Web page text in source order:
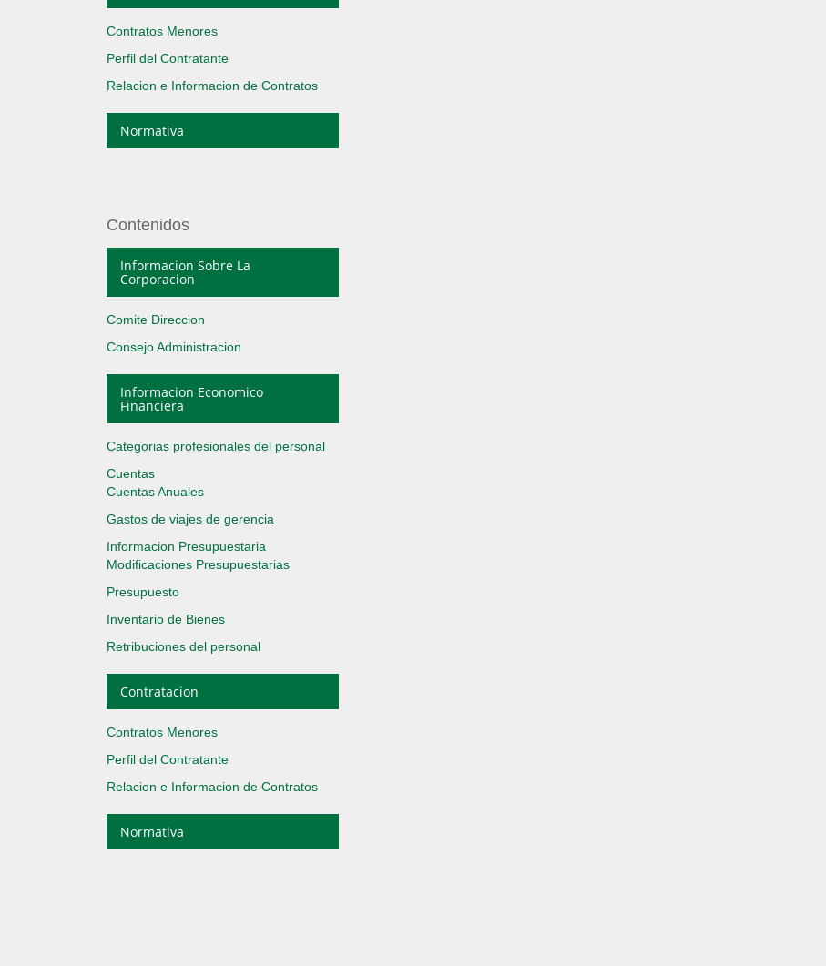
Contratos Menores
Perfil del Contratante
Relacion e Informacion de Contratos
Normativa
Contenidos
Informacion Sobre La
Corporacion
Comite Direccion
Consejo Administracion
Informacion Economico
Financiera
Categorias profesionales del personal
Cuentas
Cuentas Anuales
Gastos de viajes de gerencia
Informacion Presupuestaria
Modificaciones Presupuestarias
Presupuesto
Inventario de Bienes
Retribuciones del personal
Contratacion
Contratos Menores
Perfil del Contratante
Relacion e Informacion de Contratos
Normativa